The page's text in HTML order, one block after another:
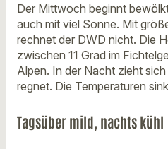
Der Mittwoch beginnt
auch mit viel Sonne. Mit
rechnet der DWD nicht. Die
zwischen 11 Grad im
Alpen. In der Nacht zieht
regnet. Die Temperaturen
Tagsüber mild, nachts kühl